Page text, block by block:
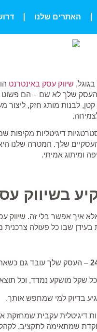
האתרים שלנו
שיווק עסק באינטרנט
העסק שלך לא שם – הם
לבנות מותג חזק, ליצור
דיגיטליות
שלך. המטרה שלנו
ומיתוג אמיתי.
בשיווק
איך אפשר בלי זה. שיווק
בעידן שבו כל פעולה
– העסק שלך עובד גם
שקל מושקע נמדד, וכל
בדיוק למי שמחפש אותך.
דיגיטלית עקבית שמחזקת
שמתאימה לתקציב,